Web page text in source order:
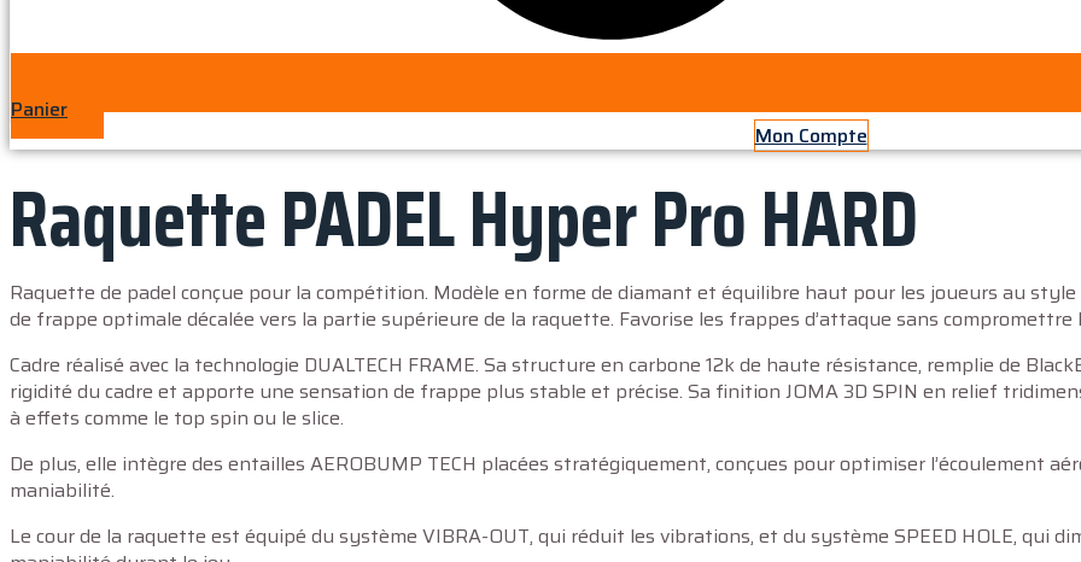
Panier
Mon Compte
Raquette PADEL Hyper Pro HARD
Raquette de padel conçue pour la compétition. Modèle en forme de diamant et équilibre haut pour les joueurs au
de frappe optimale décalée vers la partie supérieure de la raquette. Favorise les frappes d’attaque sans
Cadre réalisé avec la technologie DUALTECH FRAME. Sa structure en carbone 12k de haute résistance, remplie de
rigidité du cadre et apporte une sensation de frappe plus stable et précise. Sa finition JOMA 3D SPIN en relief
à effets comme le top spin ou le slice.
De plus, elle intègre des entailles AEROBUMP TECH placées stratégiquement, conçues pour optimiser l’écoulement
maniabilité.
Le cour de la raquette est équipé du système VIBRA-OUT, qui réduit les vibrations, et du système SPEED HOLE, qui